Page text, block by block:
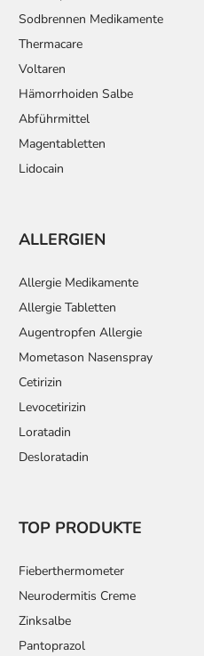
Sodbrennen Medikamente
Thermacare
Voltaren
Hämorrhoiden Salbe
Abführmittel
Magentabletten
Lidocain
ALLERGIEN
Allergie Medikamente
Allergie Tabletten
Augentropfen Allergie
Mometason Nasenspray
Cetirizin
Levocetirizin
Loratadin
Desloratadin
TOP PRODUKTE
Fieberthermometer
Neurodermitis Creme
Zinksalbe
Pantoprazol